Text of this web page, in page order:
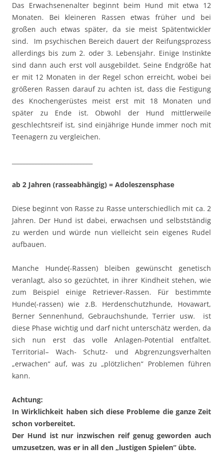
Das Erwachsenenalter beginnt beim Hund mit etwa 12
Monaten. Bei kleineren Rassen etwas früher und bei
großen auch etwas später, da sie meist Spätentwickler
sind. Im psychischen Bereich dauert der Reifungsprozess
allerdings bis zum 2. oder 3. Lebensjahr. Einige Instinkte
sind dann auch erst voll ausgebildet. Seine Endgröße hat
er mit 12 Monaten in der Regel schon erreicht, wobei bei
größeren Rassen darauf zu achten ist, dass die Festigung
des Knochengerüstes meist erst mit 18 Monaten und
später zu Ende ist. Obwohl der Hund mittlerweile
geschlechtsreif ist, sind einjährige Hunde immer noch mit
Teenagern zu vergleichen.
ab 2 Jahren (rasseabhängig) = Adoleszensphase
Diese beginnt von Rasse zu Rasse unterschiedlich mit ca. 2
Jahren. Der Hund ist dabei, erwachsen und selbstständig
zu werden und würde nun vielleicht sein eigenes Rudel
aufbauen.
Manche Hunde(-Rassen) bleiben gewünscht genetisch
veranlagt, also so gezüchtet, in ihrer Kindheit stehen, wie
zum Beispiel einige Retriever-Rassen. Für bestimmte
Hunde(-rassen) wie z.B. Herdenschutzhunde, Hovawart,
Berner Sennenhund, Gebrauchshunde, Terrier usw. ist
diese Phase wichtig und darf nicht unterschätz werden, da
sich nun erst das volle Anlagen-Potential entfaltet.
Territorial– Wach- Schutz- und Abgrenzungsverhalten
„erwachen“ auf, was zu „plötzlichen“ Problemen führen
kann.
Achtung:
In Wirklichkeit haben sich diese Probleme die ganze Zeit
schon vorbereitet.
Der Hund ist nur inzwischen reif genug geworden auch
umzusetzen, was er in all den „lustigen Spielen“ übte.